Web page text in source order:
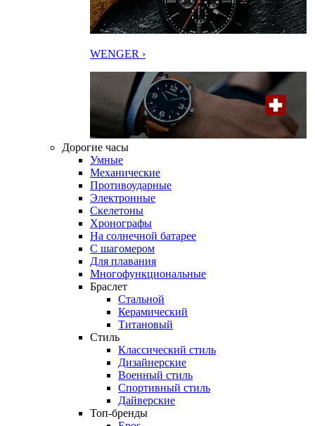
WENGER ›
Дорогие часы
Умные
Механические
Противоударные
Электронные
Скелетоны
Хронографы
На солнечной батарее
С шагомером
Для плавания
Многофункциональные
Браслет
Стальной
Керамический
Титановый
Стиль
Классический стиль
Дизайнерские
Военный стиль
Спортивный стиль
Дайверские
Топ-бренды